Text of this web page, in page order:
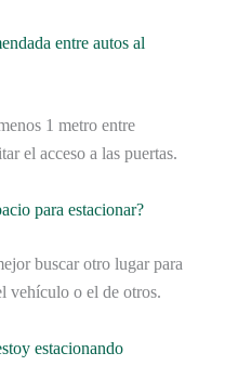
entre autos al
1 metro entre
el acceso a las puertas.
para estacionar?
buscar otro lugar para
vehículo o el de otros.
estacionando